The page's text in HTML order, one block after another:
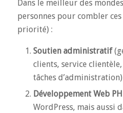
Dans le meilleur des
personnes pour combler
priorité) :
Soutien administratif
clients, service
tâches d’administration)
Développement Web
WordPress, mais aussi